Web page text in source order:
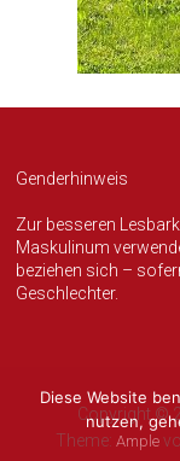
Genderhinweis
Zur besseren
Maskulinum
beziehen sich –
Geschlechter.
Copyright ©
Theme:Ample
Diese Website
nutzen,